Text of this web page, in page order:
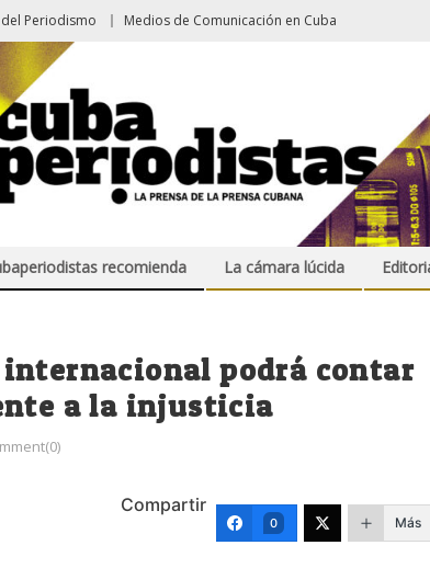
Periodismo Medios de Comunicación en Cuba
recomienda La cámara lúcida
internacional podrá contar
a la injusticia
Compartir
0 Más